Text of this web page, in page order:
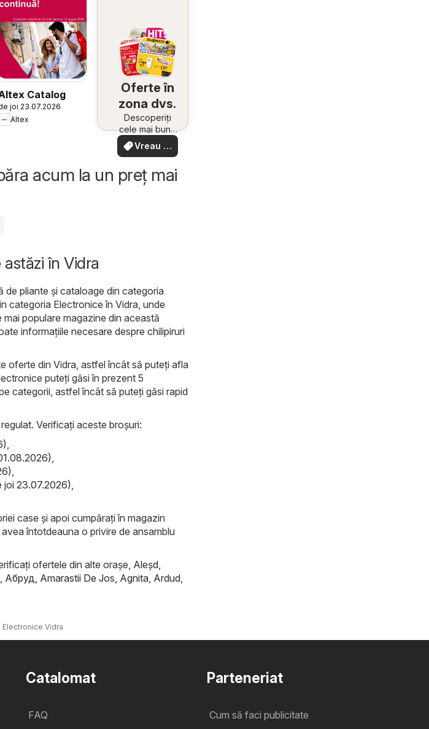
Catalog
joi 23.07.2026
Altex
Oferte în
zona dvs.
Descoperiți
cele mai bune
oferte din
apropiere –
Vreau să
văd
acum la un preț mai
în Vidra
de pliante și cataloage din categoria
categoria Electronice în Vidra, unde
populare magazine din această
informațiile necesare despre chilipiruri
oferte din Vidra, astfel încât să puteți afla
puteți găsi în prezent 5
categorii, astfel încât să puteți găsi rapid
Verificați aceste broșuri:
joi 23.07.2026)
case și apoi cumpărați în magazin
întotdeauna o privire de ansamblu
ofertele din alte orașe, Aleşd
Абруд Amarastii De Jos Agnita Ardud
Electronice Vidra
Catalomat
FAQ
Parteneriat
Cum să faci publicitate